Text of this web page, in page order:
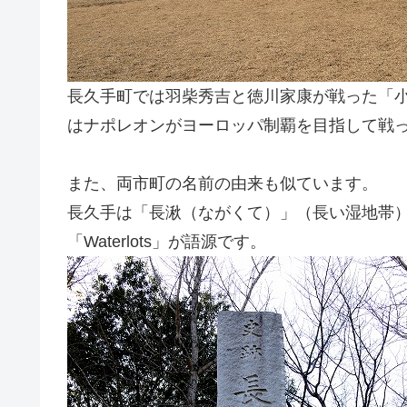
長久手町では羽柴秀吉と徳川家康が戦った「
はナポレオンがヨーロッパ制覇を目指して戦
また、両市町の名前の由来も似ています。
長久手は「長湫（ながくて）」（長い湿地帯
「Waterlots」が語源です。